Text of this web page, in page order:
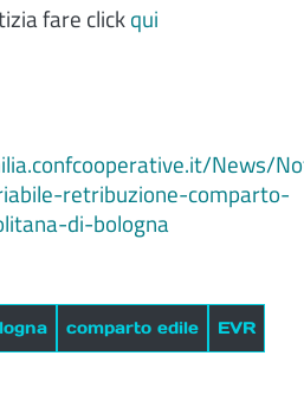
fare clickqui
News/
retribuzione-comparto-
di-bologna
comparto edile EVR